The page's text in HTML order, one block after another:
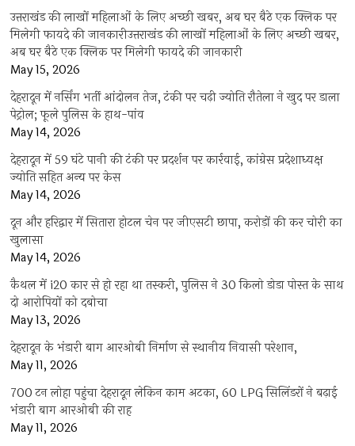
उत्तराखंड की लाखों महिलाओं के लिए अच्छी खबर, अब घर बैठे एक क्लिक पर
मिलेगी फायदे की जानकारीउत्तराखंड की लाखों महिलाओं के लिए अच्छी खबर,
अब घर बैठे एक क्लिक पर मिलेगी फायदे की जानकारी
May 15, 2026
देहरादून में नर्सिंग भर्ती आंदोलन तेज, टंकी पर चढ़ी ज्योति रौतेला ने खुद पर डाला
पेट्रोल; फूले पुलिस के हाथ-पांव
May 14, 2026
देहरादून में 59 घंटे पानी की टंकी पर प्रदर्शन पर कार्रवाई, कांग्रेस प्रदेशाध्यक्ष
ज्योति सहित अन्य पर केस
May 14, 2026
दून और हरिद्वार में सितारा होटल चेन पर जीएसटी छापा, करोड़ों की कर चोरी का
खुलासा
May 14, 2026
कैथल में i20 कार से हो रहा था तस्करी, पुलिस ने 30 किलो डोडा पोस्त के साथ
दो आरोपियों को दबोचा
May 13, 2026
देहरादून के भंडारी बाग आरओबी निर्माण से स्थानीय निवासी परेशान,
May 11, 2026
700 टन लोहा पहुंचा देहरादून लेकिन काम अटका, 60 LPG सिलिंडरों ने बढ़ाई
भंडारी बाग आरओबी की राह
May 11, 2026